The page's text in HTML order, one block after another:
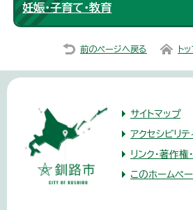
妊娠・子育て・教育
前のページへ戻る ト
サイトマップ
アクセシビリ
リンク・著作権
このホームペ